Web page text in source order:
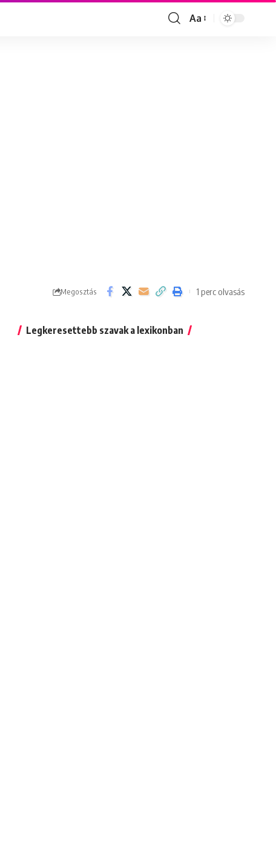
Font
Aa
Megosztás 1 perc olvasás
Legkeresettebb szavak a lexikonban